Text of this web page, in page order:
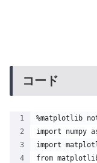
コード
%matplotlib
import numpy
import
from